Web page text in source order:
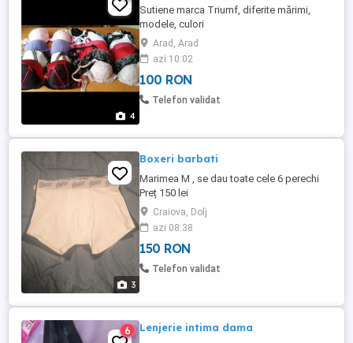
4
Sutiene marca Triumf, diferite mărimi,
modele, culori
Arad, Arad
azi 10:02
100 RON
Telefon validat
3
Boxeri barbati
Marimea M , se dau toate cele 6 perechi
Preț 150 lei
Craiova, Dolj
azi 08:38
150 RON
Telefon validat
6 Lenjerie intima dama